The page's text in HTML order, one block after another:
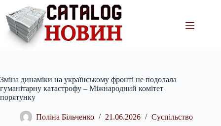
вмісту
Зміна динаміки на українському фронті не подолала
гуманітарну катастрофу – Міжнародний комітет
порятунку
Поліна Більченко 21.06.2026 Суспільство